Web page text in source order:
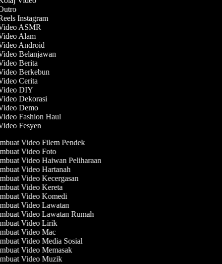
Instagram
ASMR
Alam
Android
Belanjawan
Berita
Berkebun
Cerita
Video DIY
Dekorasi
Demo
Fashion Haul
Fesyen
Video Filem Pendek
Video Foto
Video Haiwan Peliharaan
Video Hartanah
Video Kecergasan
Video Kereta
Video Komedi
Video Lawatan
Video Lawatan Rumah
Video Lirik
Video Mac
Video Media Sosial
Video Memasak
Video Muzik